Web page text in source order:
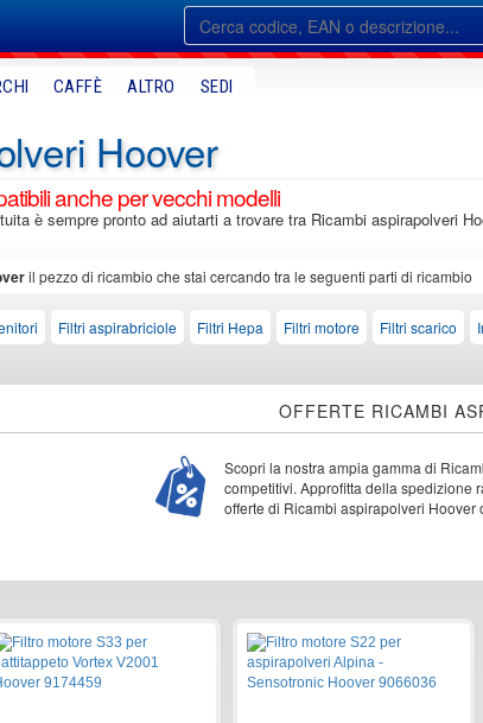
CAFFÈ ALTRO SEDI
Hoover
anche per vecchi modelli
è sempre pronto ad aiutarti a trovare tra Ricambi aspirapolveri
il pezzo di ricambio che stai cercando tra le seguenti parti di ricambio
Filtri aspirabriciole Filtri Hepa Filtri motore Filtri scarico
OFFERTE RICAMBI
Scopri la nostra ampia gamma di
competitivi. Approfitta della spedizione
offerte di Ricambi aspirapolveri Hoover